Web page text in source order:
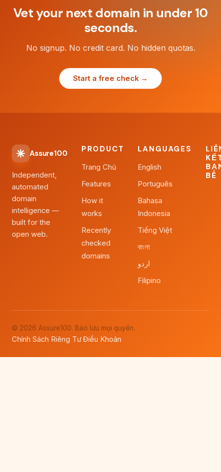
Vet your next domain in under 10
seconds.
No signup. No credit card. No hidden quotas.
Start a free check →
Assure100
Independent,
automated
domain
intelligence —
built for the
open web.
PRODUCT
Trang Chủ
Features
How it
works
Recently
checked
domains
LANGUAGES
English
Português
Bahasa
Indonesia
Tiếng Việt
বাংলা
اردو
Filipino
BÈ
© 2026 Assure100. Bảo lưu mọi quyền.
Chính Sách Riêng Tư·Điều Khoản